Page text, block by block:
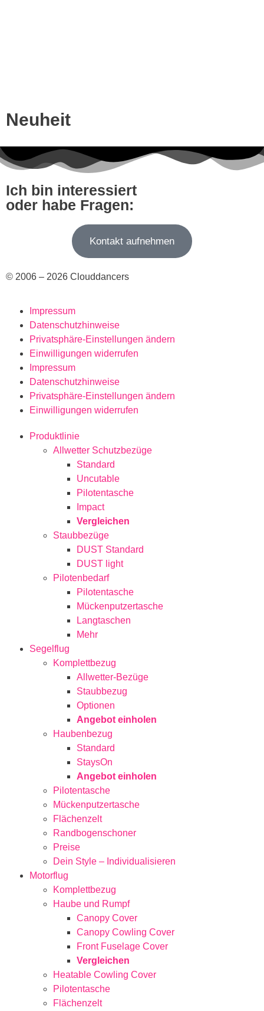
Neuheit
Ich bin interessiert
oder habe Fragen:
Kontakt aufnehmen
© 2006 – 2026 Clouddancers
Impressum
Datenschutzhinweise
Privatsphäre-Einstellungen ändern
Einwilligungen widerrufen
Impressum
Datenschutzhinweise
Privatsphäre-Einstellungen ändern
Einwilligungen widerrufen
Produktlinie
Allwetter Schutzbezüge
Standard
Uncutable
Pilotentasche
Impact
Vergleichen
Staubbezüge
DUST Standard
DUST light
Pilotenbedarf
Pilotentasche
Mückenputzertasche
Langtaschen
Mehr
Segelflug
Komplettbezug
Allwetter-Bezüge
Staubbezug
Optionen
Angebot einholen
Haubenbezug
Standard
StaysOn
Angebot einholen
Pilotentasche
Mückenputzertasche
Flächenzelt
Randbogenschoner
Preise
Dein Style – Individualisieren
Motorflug
Komplettbezug
Haube und Rumpf
Canopy Cover
Canopy Cowling Cover
Front Fuselage Cover
Vergleichen
Heatable Cowling Cover
Pilotentasche
Flächenzelt